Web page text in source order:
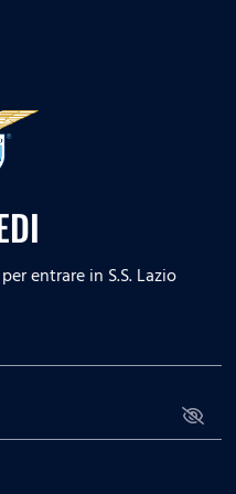
entrare in S.S. Lazio